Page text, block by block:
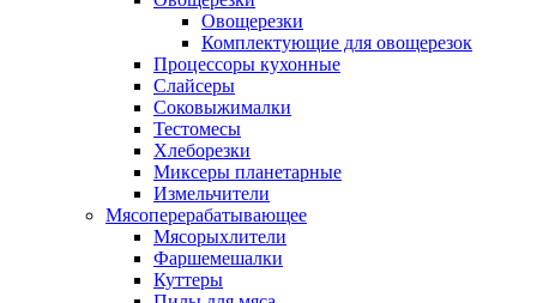
Овощерезки
Комплектующие для овощерезок
Процессоры кухонные
Слайсеры
Соковыжималки
Тестомесы
Хлеборезки
Миксеры планетарные
Измельчители
Мясоперерабатывающее
Мясорыхлители
Фаршемешалки
Куттеры